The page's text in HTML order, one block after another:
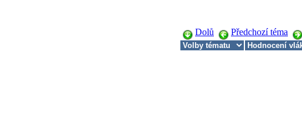
Dolů Předchozí téma